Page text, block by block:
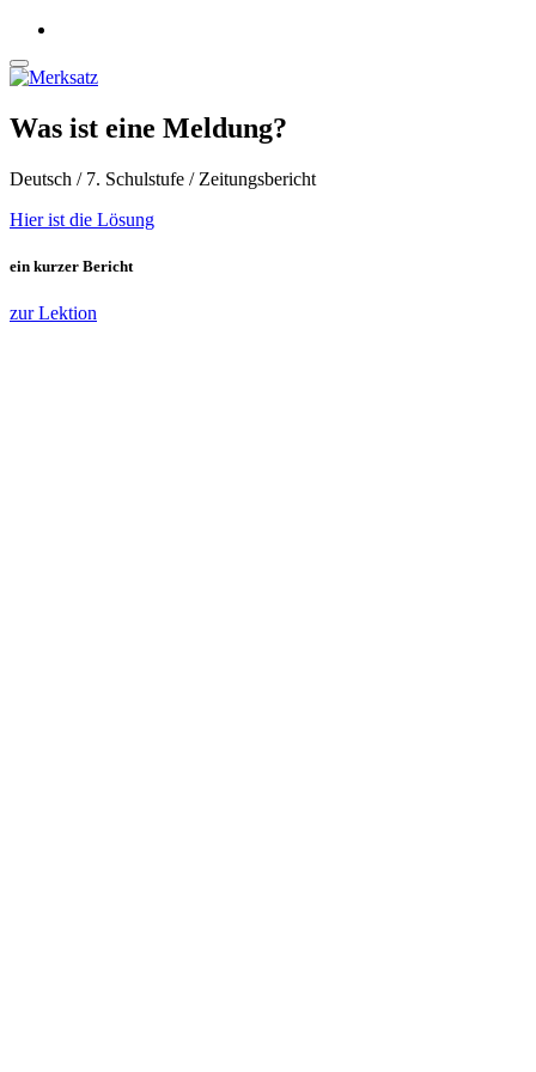
Was ist eine Meldung?
Deutsch / 7. Schulstufe / Zeitungsbericht
Hier ist die Lösung
ein kurzer Bericht
zur Lektion